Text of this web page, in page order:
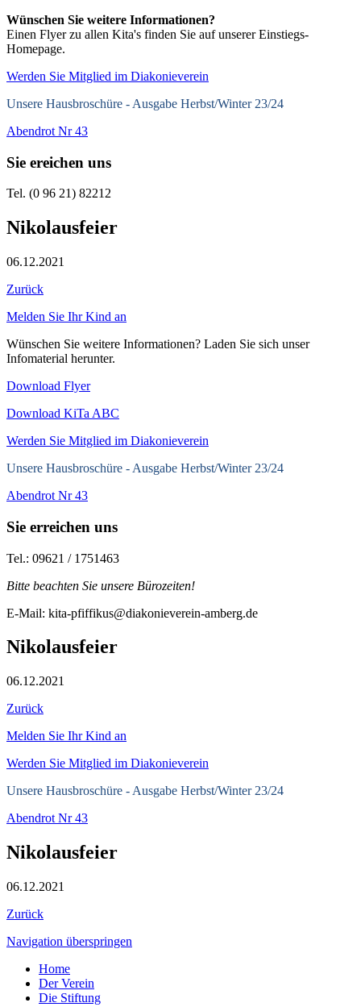
Wünschen Sie weitere Informationen?
Einen Flyer zu allen Kita's finden Sie auf unserer Einstiegs-
Homepage.
Werden Sie Mitglied im Diakonieverein
Unsere Hausbroschüre - Ausgabe Herbst/Winter 23/24
Abendrot Nr 43
Sie ereichen uns
Tel. (0 96 21) 82212
Nikolausfeier
06.12.2021
Zurück
Melden Sie Ihr Kind an
Wünschen Sie weitere Informationen? Laden Sie sich unser
Infomaterial herunter.
Download Flyer
Download KiTa ABC
Werden Sie Mitglied im Diakonieverein
Unsere Hausbroschüre - Ausgabe Herbst/Winter 23/24
Abendrot Nr 43
Sie erreichen uns
Tel.: 09621 / 1751463
Bitte beachten Sie unsere Bürozeiten!
E-Mail: kita-pfiffikus@diakonieverein-amberg.de
Nikolausfeier
06.12.2021
Zurück
Melden Sie Ihr Kind an
Werden Sie Mitglied im Diakonieverein
Unsere Hausbroschüre - Ausgabe Herbst/Winter 23/24
Abendrot Nr 43
Nikolausfeier
06.12.2021
Zurück
Navigation überspringen
Home
Der Verein
Die Stiftung